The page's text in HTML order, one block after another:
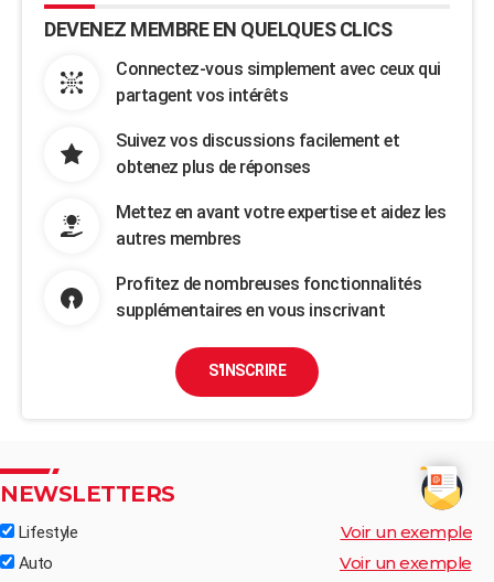
DEVENEZ MEMBRE EN QUELQUES CLICS
Connectez-vous simplement avec ceux qui
partagent vos intérêts
Suivez vos discussions facilement et
obtenez plus de réponses
Mettez en avant votre expertise et aidez les
autres membres
Profitez de nombreuses fonctionnalités
supplémentaires en vous inscrivant
S'INSCRIRE
NEWSLETTERS
Lifestyle Voir un exemple
Auto Voir un exemple